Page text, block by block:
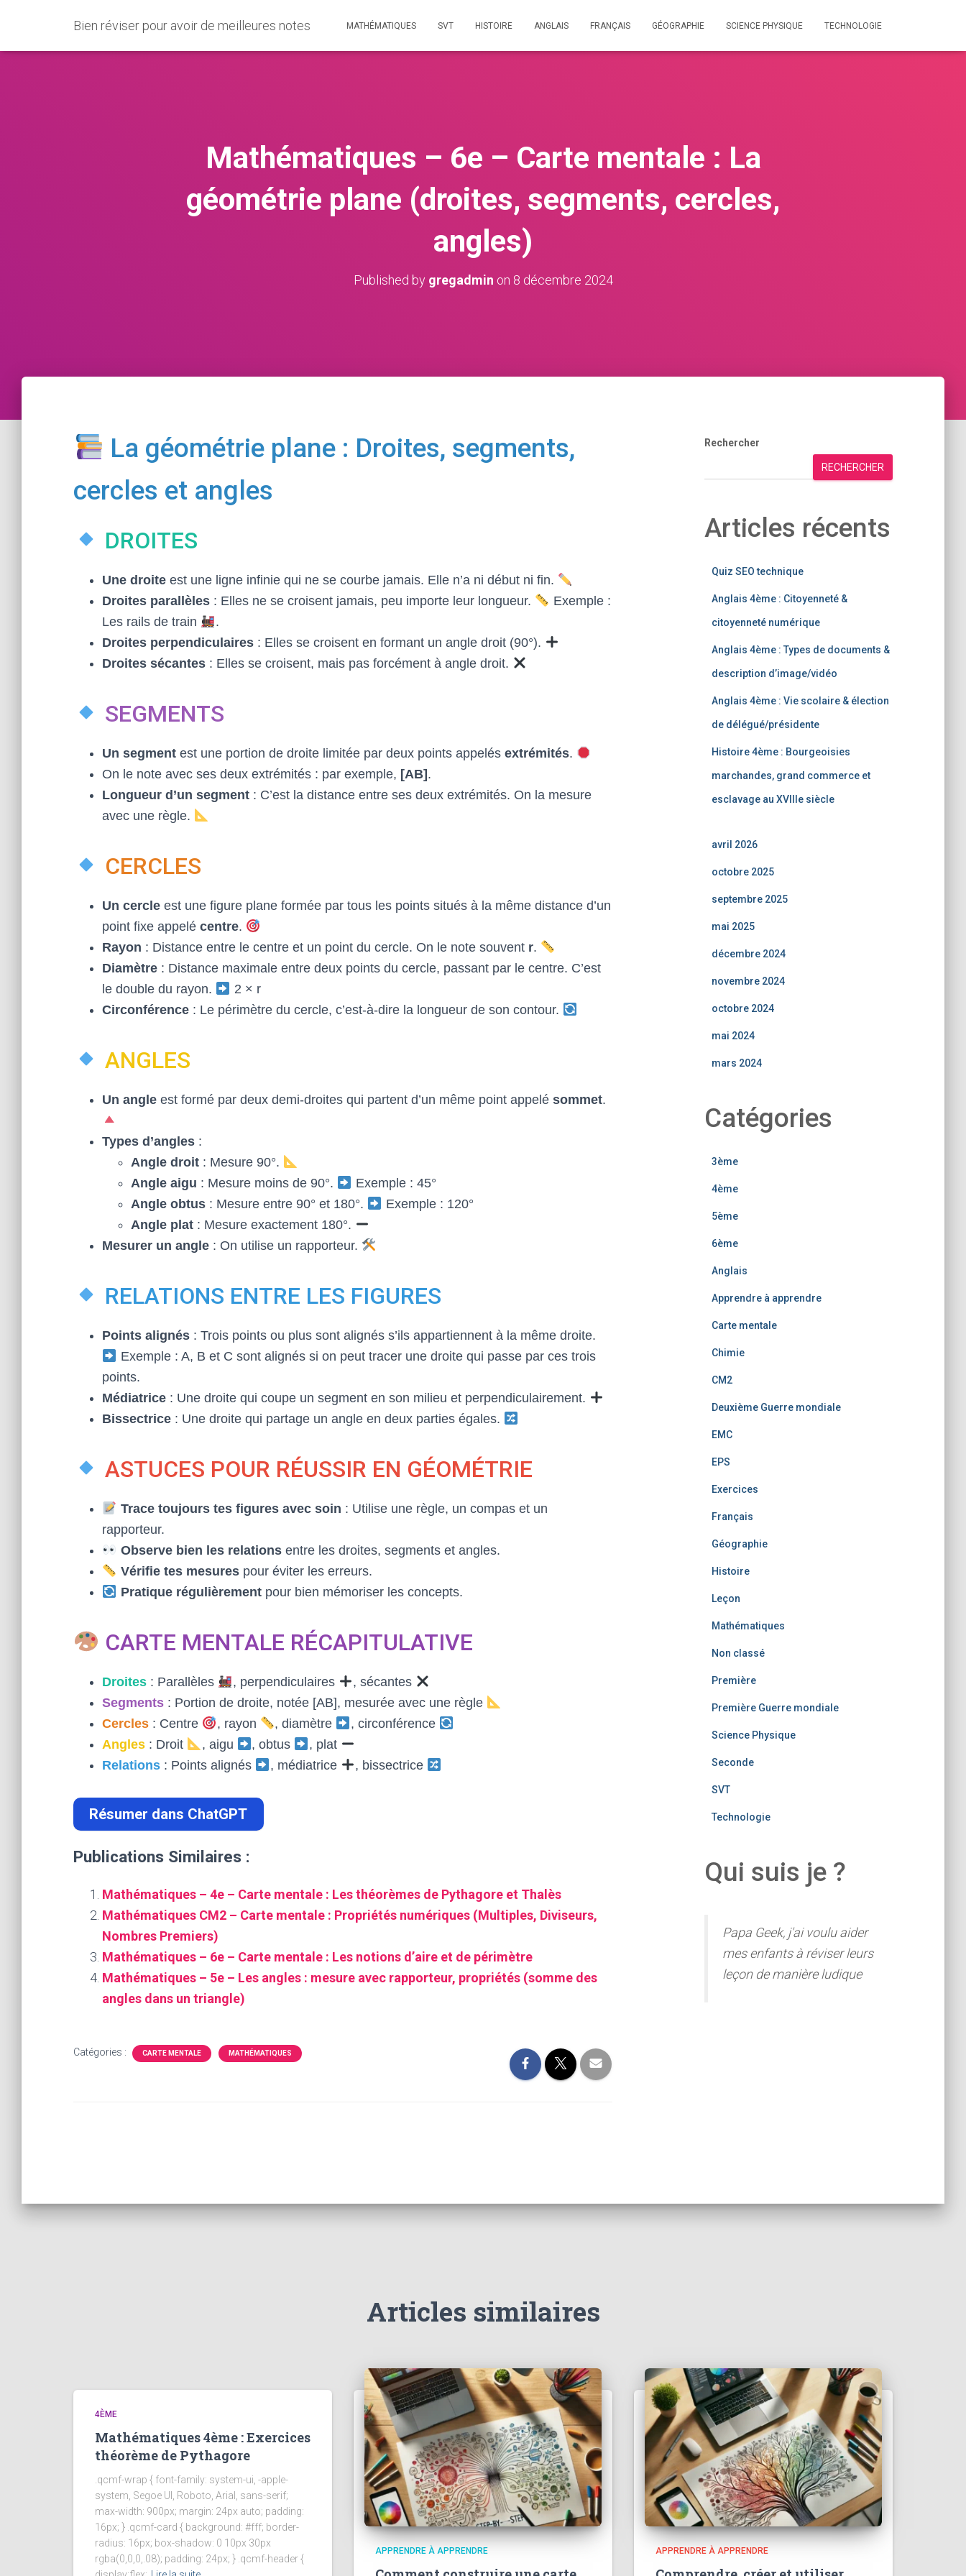
Bien réviser pour avoir de meilleures notes MATHÉMATIQUES SVT HISTOIRE ANGLAIS FRANÇAIS GÉOGRAPHIE SCIENCE PHYSIQUE TECHNOLOGIE
Mathématiques – 6e – Carte mentale : La
géométrie plane (droites, segments, cercles,
angles)
Published by gregadmin on 8 décembre 2024
La géométrie plane : Droites, segments,
cercles et angles
DROITES
Une droite est une ligne infinie qui ne se courbe jamais. Elle n’a ni début ni fin.
Droites parallèles : Elles ne se croisent jamais, peu importe leur longueur.
Exemple :
Les rails de train
.
Droites perpendiculaires : Elles se croisent en formant un angle droit (90°).
Droites sécantes : Elles se croisent, mais pas forcément à angle droit.
SEGMENTS
Un segment est une portion de droite limitée par deux points appelés extrémités.
On le note avec ses deux extrémités : par exemple, [AB] .
Longueur d’un segment : C’est la distance entre ses deux extrémités. On la mesure
avec une règle.
CERCLES
Un cercle est une figure plane formée par tous les points situés à la même distance d’un
point fixe appelé centre.
Rayon : Distance entre le centre et un point du cercle. On le note souvent r.
Diamètre : Distance maximale entre deux points du cercle, passant par le centre. C’est
le double du rayon.
2 × r
Circonférence : Le périmètre du cercle, c’est-à-dire la longueur de son contour.
ANGLES
Un angle est formé par deux demi-droites qui partent d’un même point appelé sommet.
Types d’angles :
Angle droit : Mesure 90°.
Angle aigu : Mesure moins de 90°.
Exemple : 45°
Angle obtus : Mesure entre 90° et 180°.
Exemple : 120°
Angle plat : Mesure exactement 180°.
Mesurer un angle : On utilise un rapporteur.
RELATIONS ENTRE LES FIGURES
Points alignés : Trois points ou plus sont alignés s’ils appartiennent à la même droite.
Exemple : A, B et C sont alignés si on peut tracer une droite qui passe par ces trois
points.
Médiatrice : Une droite qui coupe un segment en son milieu et perpendiculairement.
Bissectrice : Une droite qui partage un angle en deux parties égales.
ASTUCES POUR RÉUSSIR EN GÉOMÉTRIE
Trace toujours tes figures avec soin : Utilise une règle, un compas et un
rapporteur.
Observe bien les relationsentre les droites, segments et angles.
Vérifie tes mesurespour éviter les erreurs.
Pratique régulièrementpour bien mémoriser les concepts.
CARTE MENTALE RÉCAPITULATIVE
Droites : Parallèles , perpendiculaires
, sécantes
Segments : Portion de droite, notée [AB], mesurée avec une règle
Cercles : Centre , rayon , diamètre
, circonférence
Angles : Droit , aigu , obtus
, plat
Relations : Points alignés , médiatrice , bissectrice
Résumer dans ChatGPT
Publications Similaires :
Mathématiques – 4e – Carte mentale : Les théorèmes de Pythagore et Thalès
Mathématiques CM2 – Carte mentale : Propriétés numériques (Multiples, Diviseurs,
Nombres Premiers)
Mathématiques – 6e – Carte mentale : Les notions d’aire et de périmètre
Mathématiques – 5e – Les angles : mesure avec rapporteur, propriétés (somme des
angles dans un triangle)
Catégories : CARTE MENTALE MATHÉMATIQUES
Rechercher
RECHERCHER
Articles récents
Quiz SEO technique
Anglais 4ème : Citoyenneté &
citoyenneté numérique
Anglais 4ème : Types de documents &
description d’image/vidéo
Anglais 4ème : Vie scolaire & élection
de délégué/présidente
Histoire 4ème : Bourgeoisies
marchandes, grand commerce et
esclavage au XVIIIe siècle
avril 2026
octobre 2025
septembre 2025
mai 2025
décembre 2024
novembre 2024
octobre 2024
mai 2024
mars 2024
Catégories
3ème
4ème
5ème
6ème
Anglais
Apprendre à apprendre
Carte mentale
Chimie
CM2
Deuxième Guerre mondiale
EMC
EPS
Exercices
Français
Géographie
Histoire
Leçon
Mathématiques
Non classé
Première
Première Guerre mondiale
Science Physique
Seconde
SVT
Technologie
Qui suis je ?
Papa Geek, j'ai voulu aider
mes enfants à réviser leurs
leçon de manière ludique
Articles similaires
4ÈME
Mathématiques 4ème : Exercices
théorème de Pythagore
.qcmf-wrap { font-family: system-ui, -apple-
system, Segoe UI, Roboto, Arial, sans-serif;
max-width: 900px; margin: 24px auto; padding:
16px; } .qcmf-card { background: #fff; border-
radius: 16px; box-shadow: 0 10px 30px
rgba(0,0,0,.08); padding: 24px; } .qcmf-header {
APPRENDRE À APPRENDRE APPRENDRE À APPRENDRE